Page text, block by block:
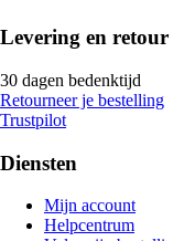
Levering en retour
30 dagen bedenktijd
Retourneer je bestelling
Trustpilot
Diensten
Mijn account
Helpcentrum